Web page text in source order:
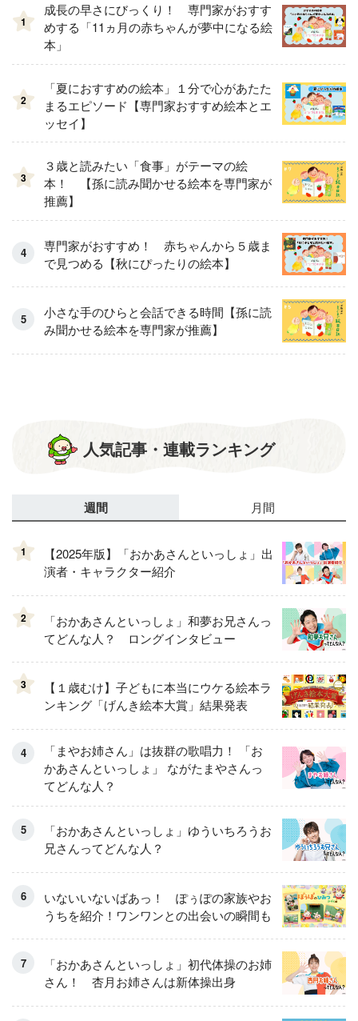
1
成長の早さにびっくり！ 専門家がおすす
めする「11ヵ月の赤ちゃんが夢中になる絵
本」
2
「夏におすすめの絵本」１分で心があたた
まるエピソード【専門家おすすめ絵本とエ
ッセイ】
3
３歳と読みたい「食事」がテーマの絵
本！ 【孫に読み聞かせる絵本を専門家が
推薦】
専門家がおすすめ！ 赤ちゃんから５歳ま
で見つめる【秋にぴったりの絵本】
小さな手のひらと会話できる時間【孫に読
み聞かせる絵本を専門家が推薦】
人気記事・連載ランキング
週間 月間
1
【2025年版】「おかあさんといっしょ」出
演者・キャラクター紹介
2
「おかあさんといっしょ」和夢お兄さんっ
てどんな人？ ロングインタビュー
3
【１歳むけ】子どもに本当にウケる絵本ラ
ンキング「げんき絵本大賞」結果発表
「まやお姉さん」は抜群の歌唱力！ 「お
かあさんといっしょ」 ながたまやさんっ
てどんな人？
「おかあさんといっしょ」ゆういちろうお
兄さんってどんな人？
いないいないばあっ！ ぽぅぽの家族やお
うちを紹介！ワンワンとの出会いの瞬間も
「おかあさんといっしょ」初代体操のお姉
さん！ 杏月お姉さんは新体操出身